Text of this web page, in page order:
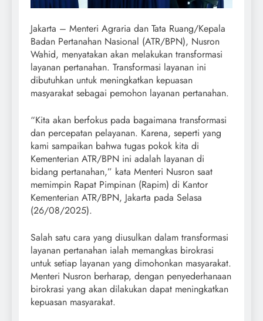
Jakarta – Menteri Agraria dan Tata Ruang/Kepala
Badan Pertanahan Nasional (ATR/BPN), Nusron
Wahid, menyatakan akan melakukan transformasi
layanan pertanahan. Transformasi layanan ini
dibutuhkan untuk meningkatkan kepuasan
masyarakat sebagai pemohon layanan pertanahan.
“Kita akan berfokus pada bagaimana transformasi
dan percepatan pelayanan. Karena, seperti yang
kami sampaikan bahwa tugas pokok kita di
Kementerian ATR/BPN ini adalah layanan di
bidang pertanahan,” kata Menteri Nusron saat
memimpin Rapat Pimpinan (Rapim) di Kantor
Kementerian ATR/BPN, Jakarta pada Selasa
(26/08/2025).
Salah satu cara yang diusulkan dalam transformasi
layanan pertanahan ialah memangkas birokrasi
untuk setiap layanan yang dimohonkan masyarakat.
Menteri Nusron berharap, dengan penyederhanaan
birokrasi yang akan dilakukan dapat meningkatkan
kepuasan masyarakat.